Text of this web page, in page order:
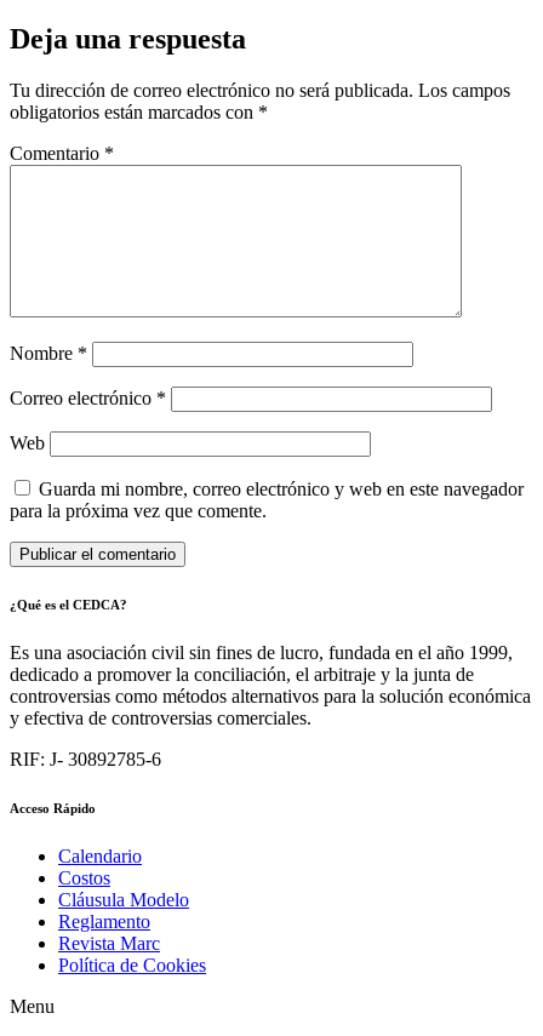
Deja una respuesta
Tu dirección de correo electrónico no será publicada. Los campos
obligatorios están marcados con *
Comentario *
Nombre *
Correo electrónico *
Web
Guarda mi nombre, correo electrónico y web en este navegador
para la próxima vez que comente.
¿Qué es el CEDCA?
Es una asociación civil sin fines de lucro, fundada en el año 1999,
dedicado a promover la conciliación, el arbitraje y la junta de
controversias como métodos alternativos para la solución económica
y efectiva de controversias comerciales.
RIF: J- 30892785-6
Acceso Rápido
Calendario
Costos
Cláusula Modelo
Reglamento
Revista Marc
Política de Cookies
Menu